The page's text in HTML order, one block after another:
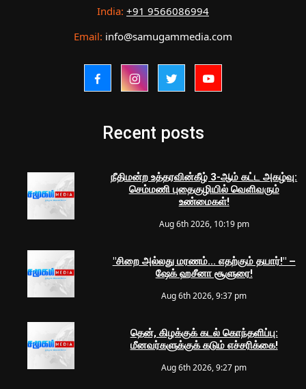
India: +91 9566086994
Email: info@samugammedia.com
Recent posts
நீதிமன்ற உத்தரவின்கீழ் 3-ஆம் கட்ட அகழ்வு:
செம்மணி புதைகுழியில் வெளிவரும்
உண்மைகள்!
Aug 6th 2026, 10:19 pm
"சிறை அல்லது மரணம்... எதற்கும் தயார்!" –
ஷேக் ஹசீனா சூளுரை!
Aug 6th 2026, 9:37 pm
தென், கிழக்குக் கடல் கொந்தளிப்பு:
மீனவர்களுக்குக் கடும் எச்சரிக்கை!
Aug 6th 2026, 9:27 pm